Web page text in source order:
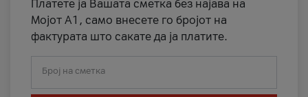
Платете ја Вашата сметка без најава на
Мојот А1, само внесете го бројот на
фактурата што сакате да ја платите.
Број на сметка